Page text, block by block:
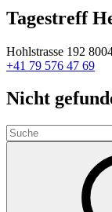
Tagestreff
Hohlstrasse 192
+41 79 576 47 69
Nicht